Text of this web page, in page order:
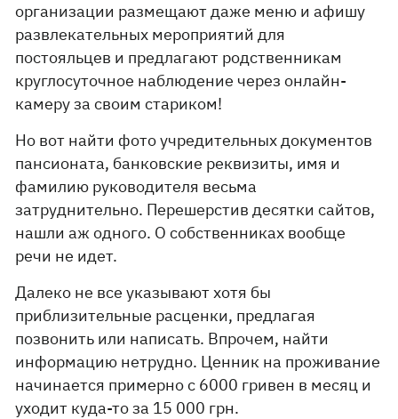
организации размещают даже меню и афишу
развлекательных мероприятий для
постояльцев и предлагают родственникам
круглосуточное наблюдение через онлайн-
камеру за своим стариком!
Но вот найти фото учредительных документов
пансионата, банковские реквизиты, имя и
фамилию руководителя весьма
затруднительно. Перешерстив десятки сайтов,
нашли аж одного. О собственниках вообще
речи не идет.
Далеко не все указывают хотя бы
приблизительные расценки, предлагая
позвонить или написать. Впрочем, найти
информацию нетрудно. Ценник на проживание
начинается примерно с 6000 гривен в месяц и
уходит куда-то за 15 000 грн.